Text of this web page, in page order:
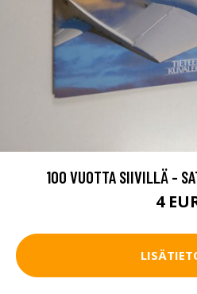
100 VUOTTA SIIVILLÄ -
4